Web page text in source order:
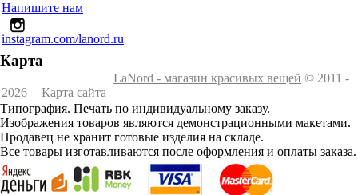
Напишите нам
instagram.com/lanord.ru
Карта
LaNord - магазин красивых вещей © 2011 -
2026
Карта сайта
Типография. Печать по индивидуальному заказу.
Изображения товаров являются демонстрационными макетами.
Продавец не хранит готовые изделия на складе.
Все товары изготавливаются после оформления и оплаты заказа.